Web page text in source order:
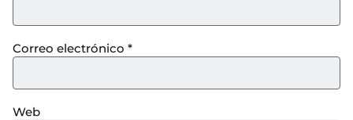
Correo electrónico *
Web